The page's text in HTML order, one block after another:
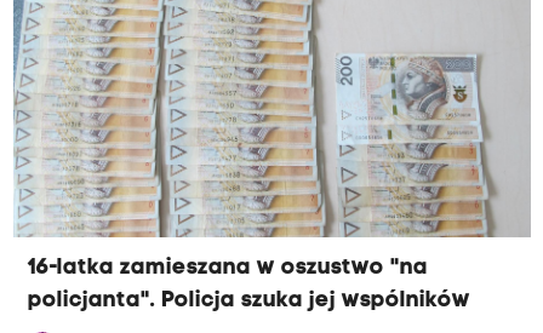
16-latka zamieszana w oszustwo "na
policjanta". Policja szuka jej wspólników